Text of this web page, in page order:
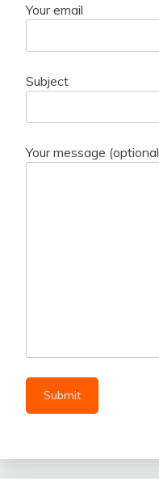
Your email
Subject
Your message